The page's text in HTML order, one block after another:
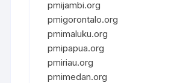
pmijambi.org
pmigorontalo.org
pmimaluku.org
pmipapua.org
pmiriau.org
pmimedan.org